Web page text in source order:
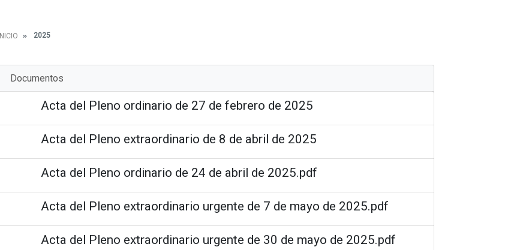
INICIO 2025
Documentos
Acta del Pleno ordinario de 27 de febrero de 2025
Acta del Pleno extraordinario de 8 de abril de 2025
Acta del Pleno ordinario de 24 de abril de 2025.pdf
Acta del Pleno extraordinario urgente de 7 de mayo de 2025.pdf
Acta del Pleno extraordinario urgente de 30 de mayo de 2025.pdf